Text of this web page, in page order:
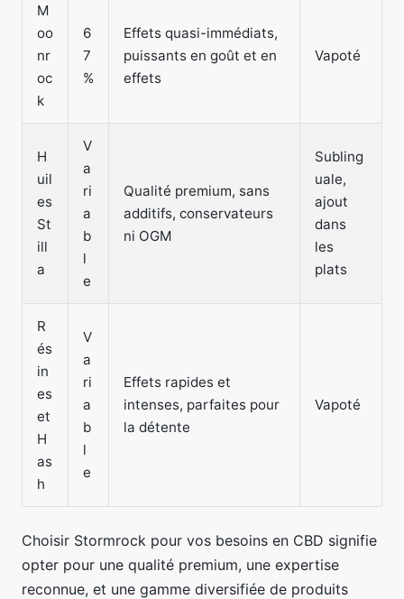
M
oo
nr
oc
k
6
7
%
Effets quasi-immédiats,
puissants en goût et en
effets
Vapoté
H
uil
es
St
ill
a
V
a
ri
a
b
l
e
Qualité premium, sans
additifs, conservateurs
ni OGM
Subling
uale,
ajout
dans
les
plats
R
és
in
es
et
H
as
h
V
a
ri
a
b
l
e
Effets rapides et
intenses, parfaites pour
la détente
Vapoté
Choisir Stormrock pour vos besoins en CBD signifie
opter pour une qualité premium, une expertise
reconnue, et une gamme diversifiée de produits